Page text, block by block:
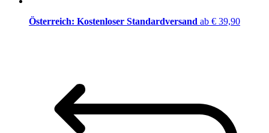
Österreich: Kostenloser Standardversand ab € 39,90